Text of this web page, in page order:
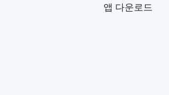
앱 다운로드